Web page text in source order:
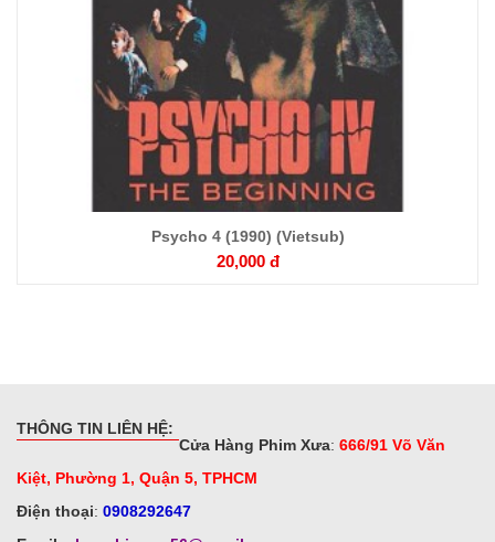
Psycho 4 (1990) (Vietsub)
20,000 đ
THÔNG TIN LIÊN HỆ:
Cửa Hàng Phim Xưa: 666/91 Võ Văn
Kiệt, Phường 1, Quận 5, TPHCM
Điện thoại: 0908292647